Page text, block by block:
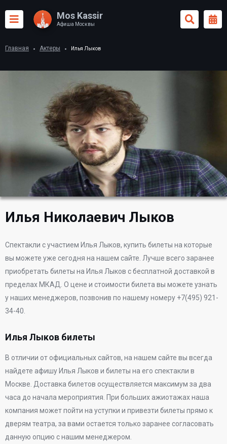
Mos Kassir
Афиша Москвы
Главная Актеры Илья Лыков
Илья Николаевич Лыков
Спектакли c участием Илья Лыков, купить билеты на которые
вы можете уже сегодня на нашем сайте. Лучше всего заранее
приобретать билеты на Илья Лыков с бесплатной доставкой в
пределах МКАД. О цене и стоимости билета вы можете узнать
у наших менеджеров, позвонив по нашему номеру +7(495) 921-
34-40.
Илья Лыков билеты
В отличии от официальных сайтов, на нашем сайте вы всегда
найдете афишу Илья Лыков и билеты на его спектакли в
Москве. Доставка билетов осуществляется максимум за два
часа до начала мероприятия. При больших ажиотажах наша
компания может пойти на уступки и привезти билеты прямо к
дверям театра, за вами остается только заранее согласовать
данную опцию с нашим менеджером.